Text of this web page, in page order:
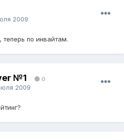
2009
по инвайтам.
№1 0
2009